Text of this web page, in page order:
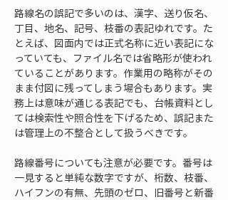
路線名の誤記で多いのは、漢字、送り仮名、
丁目、地名、記号、枝番の表記ゆれです。た
とえば、図面内では正式名称に近い表記にな
っていても、ファイル名では省略形が使われ
ていることがあります。作業用の略称がその
まま付図に残ってしまう場合もあります。実
務上は意味が通じる表記でも、台帳資料とし
ては検索性や照合性を下げるため、誤記また
は管理上の不整合として扱うべきです。
路線番号についても注意が必要です。番号は
一見すると単純な数字ですが、桁数、枝番、
ハイフンの有無、先頭のゼロ、旧番号と新番